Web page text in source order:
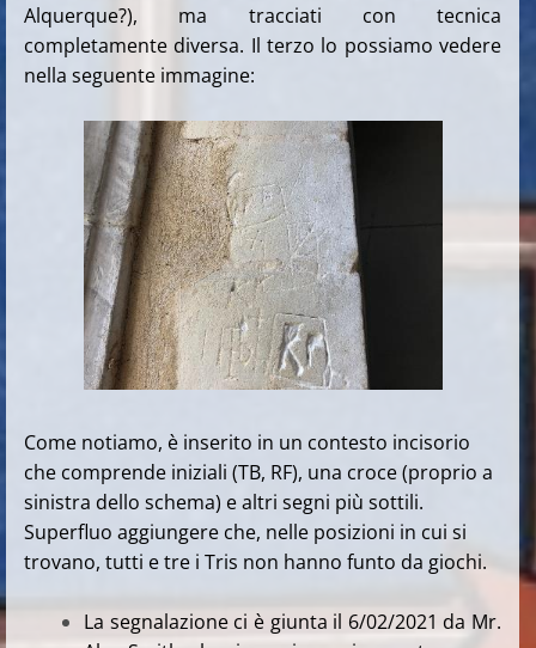
Alquerque?), ma tracciati con tecnica
completamente diversa. Il terzo lo possiamo vedere
nella seguente immagine:
Come notiamo, è inserito in un contesto incisorio
che comprende iniziali (TB, RF), una croce (proprio a
sinistra dello schema) e altri segni più sottili.
Superfluo aggiungere che, nelle posizioni in cui si
trovano, tutti e tre i Tris non hanno funto da giochi.
La segnalazione ci è giunta il 6/02/2021 da Mr.